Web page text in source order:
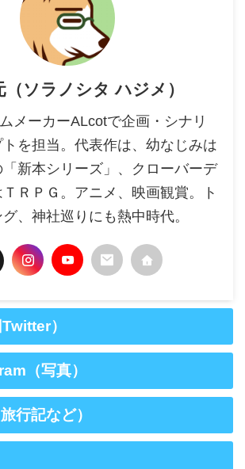
（ソラノシタ ハジメ）
メーカーALcotで企画・シナリ
を担当。代表作は、幼なじみは
新本シリーズ」、クローバーデ
ＲＰＧ。アニメ、映画観賞。ト
、神社巡りにも熱中時代。
）
（写真）
行記など）